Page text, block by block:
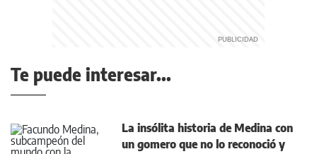
Te puede interesar...
La insólita historia de Medina con
un gomero que no lo reconoció y